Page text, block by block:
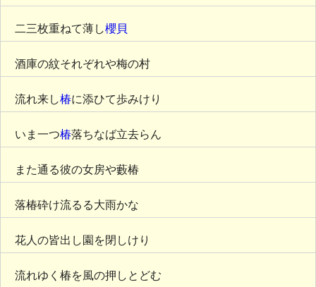
二三枚重ねて薄し櫻貝
酒庫の紋それぞれや梅の村
流れ来し椿に添ひて歩みけり
いま一つ椿落ちなば立去らん
また通る彼の女房や藪椿
落椿砕け流るる大雨かな
花人の皆出し園を閉しけり
流れゆく椿を風の押しとどむ